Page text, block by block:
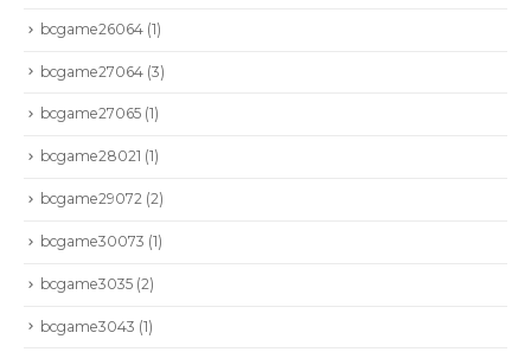
bcgame26064 (1)
bcgame27064 (3)
bcgame27065 (1)
bcgame28021 (1)
bcgame29072 (2)
bcgame30073 (1)
bcgame3035 (2)
bcgame3043 (1)